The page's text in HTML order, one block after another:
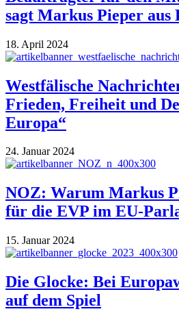
sagt Markus Pieper aus
18. April 2024
Westfälische
Frieden, Freiheit und
Europa“
24. Januar 2024
NOZ: Warum Markus
für die EVP im EU-
15. Januar 2024
Die Glocke: Bei
auf dem Spiel